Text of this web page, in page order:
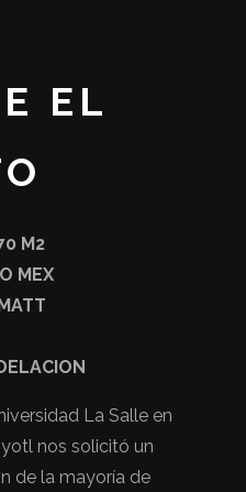
EL
M2
MEX
La Salle en
nos solicitó un
de la mayoría de